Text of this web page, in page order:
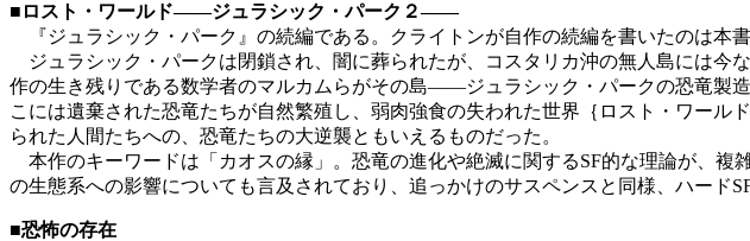
■ ロスト・ワールド――ジュラシック・パーク２――
『ジュラシック・パーク』の続編である。クライトンが自作の続編を書いたのは本
ジュラシック・パークは閉鎖され、闇に葬られたが、コスタリカ沖の無人島には今
作の生き残りである数学者のマルカムらがその島――ジュラシック・パークの恐竜製
こには遺棄された恐竜たちが自然繁殖し、弱肉強食の失われた世界｛ロスト・ワー
られた人間たちへの、恐竜たちの大逆襲ともいえるものだった。
本作のキーワードは「カオスの縁」。恐竜の進化や絶滅に関するSF的な理論が、
の生態系への影響についても言及されており、追っかけのサスペンスと同様、ハード
■恐怖の存在